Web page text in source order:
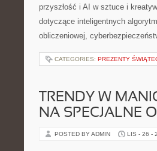
przyszłość i AI w sztuce i
dotyczące inteligentnych
obliczeniowej,
CATEGORIES: PREZENTY
TRENDY W
NA SPECJALNE
POSTED BY ADMIN LIS - 26 -